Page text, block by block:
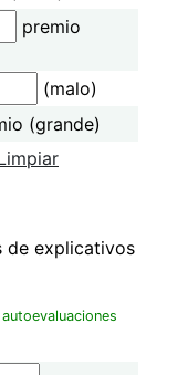
premio
(malo)
(grande)
de explicativos